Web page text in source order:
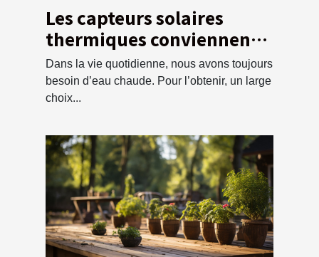
Les capteurs solaires
thermiques conviennent à
vos besoins ?
Dans la vie quotidienne, nous avons toujours
besoin d’eau chaude. Pour l’obtenir, un large
choix...